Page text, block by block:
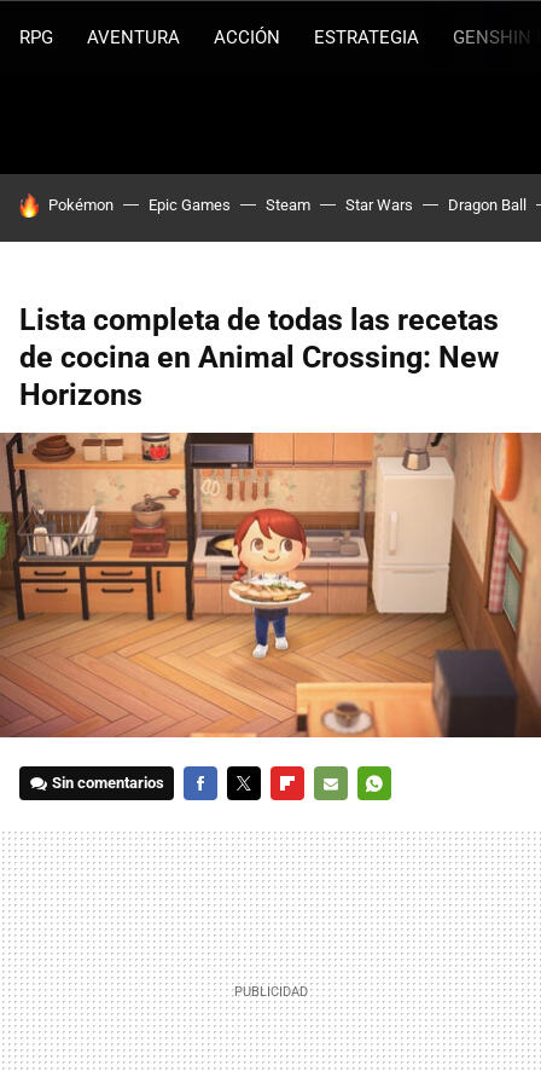
RPG AVENTURA ACCIÓN ESTRATEGIA GENSHIN
HOY SE HABLA DE
Pokémon Epic Games Steam Star Wars Dragon Ball
Lista completa de todas las recetas
de cocina en Animal Crossing: New
Horizons
Sin comentarios
MAIL